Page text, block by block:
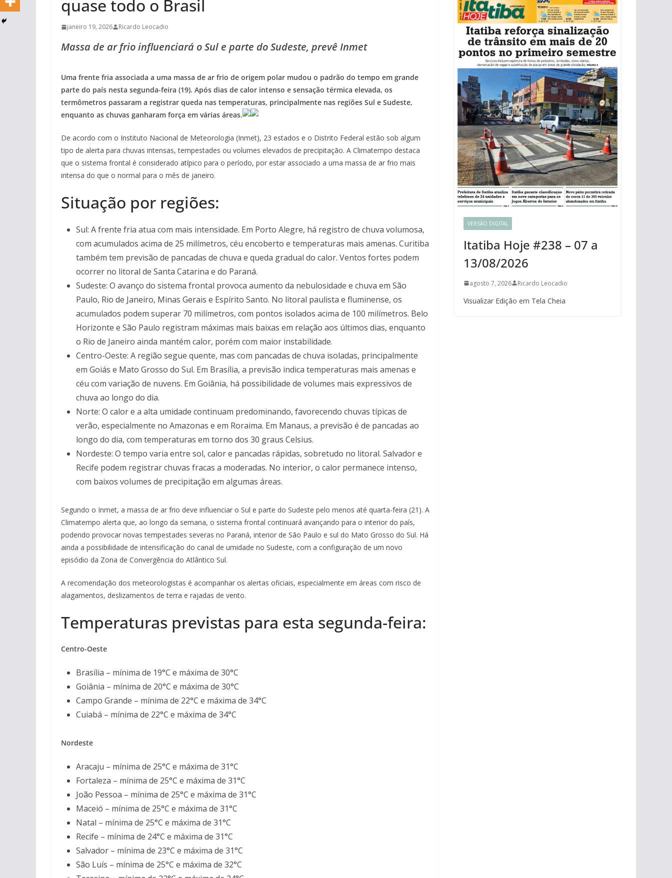
quase todo o Brasil
janeiro 19, 2026 Ricardo Leocadio
Massa de ar frio influenciará o Sul e parte do Sudeste, prevê Inmet
Uma frente fria associada a uma massa de ar frio de origem polar mudou o padrão do tempo em grande
parte do país nesta segunda-feira (19). Após dias de calor intenso e sensação térmica elevada, os
termômetros passaram a registrar queda nas temperaturas, principalmente nas regiões Sul e Sudeste,
enquanto as chuvas ganharam força em várias áreas.
De acordo com o Instituto Nacional de Meteorologia (Inmet), 23 estados e o Distrito Federal estão sob algum
tipo de alerta para chuvas intensas, tempestades ou volumes elevados de precipitação. A Climatempo destaca
que o sistema frontal é considerado atípico para o período, por estar associado a uma massa de ar frio mais
intensa do que o normal para o mês de janeiro.
Situação por regiões:
Sul: A frente fria atua com mais intensidade. Em Porto Alegre, há registro de chuva volumosa,
com acumulados acima de 25 milímetros, céu encoberto e temperaturas mais amenas. Curitiba
também tem previsão de pancadas de chuva e queda gradual do calor. Ventos fortes podem
ocorrer no litoral de Santa Catarina e do Paraná.
Sudeste: O avanço do sistema frontal provoca aumento da nebulosidade e chuva em São
Paulo, Rio de Janeiro, Minas Gerais e Espírito Santo. No litoral paulista e fluminense, os
acumulados podem superar 70 milímetros, com pontos isolados acima de 100 milímetros. Belo
Horizonte e São Paulo registram máximas mais baixas em relação aos últimos dias, enquanto
o Rio de Janeiro ainda mantém calor, porém com maior instabilidade.
Centro-Oeste: A região segue quente, mas com pancadas de chuva isoladas, principalmente
em Goiás e Mato Grosso do Sul. Em Brasília, a previsão indica temperaturas mais amenas e
céu com variação de nuvens. Em Goiânia, há possibilidade de volumes mais expressivos de
chuva ao longo do dia.
Norte: O calor e a alta umidade continuam predominando, favorecendo chuvas típicas de
verão, especialmente no Amazonas e em Roraima. Em Manaus, a previsão é de pancadas ao
longo do dia, com temperaturas em torno dos 30 graus Celsius.
Nordeste: O tempo varia entre sol, calor e pancadas rápidas, sobretudo no litoral. Salvador e
Recife podem registrar chuvas fracas a moderadas. No interior, o calor permanece intenso,
com baixos volumes de precipitação em algumas áreas.
Segundo o Inmet, a massa de ar frio deve influenciar o Sul e parte do Sudeste pelo menos até quarta-feira (21). A
Climatempo alerta que, ao longo da semana, o sistema frontal continuará avançando para o interior do país,
podendo provocar novas tempestades severas no Paraná, interior de São Paulo e sul do Mato Grosso do Sul. Há
ainda a possibilidade de intensificação do canal de umidade no Sudeste, com a configuração de um novo
episódio da Zona de Convergência do Atlântico Sul.
A recomendação dos meteorologistas é acompanhar os alertas oficiais, especialmente em áreas com risco de
alagamentos, deslizamentos de terra e rajadas de vento.
Temperaturas previstas para esta segunda-feira:
Centro-Oeste
Brasília – mínima de 19°C e máxima de 30°C
Goiânia – mínima de 20°C e máxima de 30°C
Campo Grande – mínima de 22°C e máxima de 34°C
Cuiabá – mínima de 22°C e máxima de 34°C
Nordeste
Aracaju – mínima de 25°C e máxima de 31°C
Fortaleza – mínima de 25°C e máxima de 31°C
João Pessoa – mínima de 25°C e máxima de 31°C
Maceió – mínima de 25°C e máxima de 31°C
Natal – mínima de 25°C e máxima de 31°C
Recife – mínima de 24°C e máxima de 31°C
Salvador – mínima de 23°C e máxima de 31°C
São Luís – mínima de 25°C e máxima de 32°C
VERSÃO DIGITAL
Itatiba Hoje #238 – 07 a
13/08/2026
agosto 7, 2026 Ricardo Leocadio
Visualizar Edição em Tela Cheia